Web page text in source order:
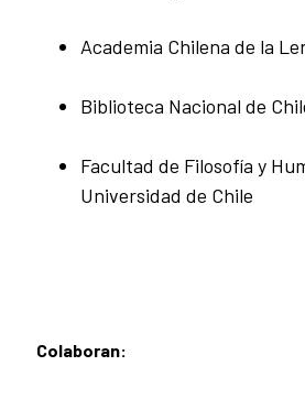
Academia Chilena de la
Biblioteca Nacional de
Facultad de Filosofía y
Universidad de Chile
Colaboran: